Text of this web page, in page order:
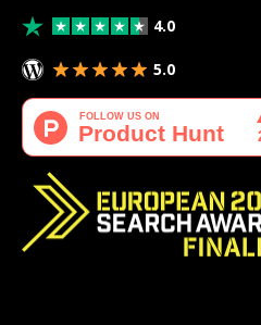
4.0
5.0